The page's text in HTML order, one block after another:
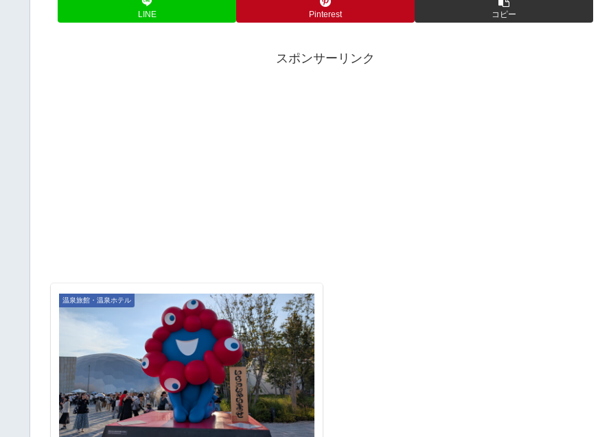
LINE Pinterest コピー
スポンサーリンク
温泉旅館・温泉ホテル